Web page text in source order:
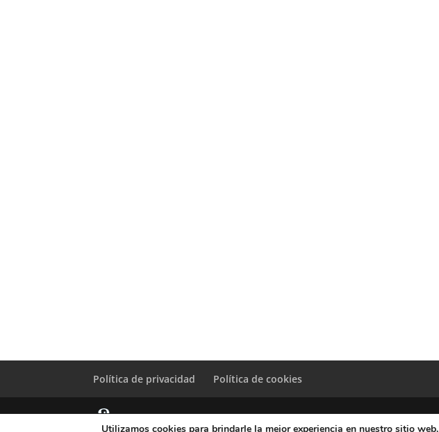
Política de privacidad Política de cookies
Utilizamos cookies para brindarle la mejor experiencia en nuestro sitio web.